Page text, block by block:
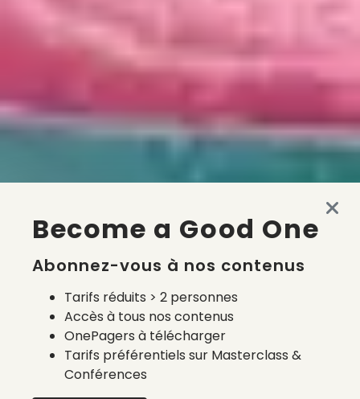
Become a Good One
Abonnez-vous à nos contenus
Tarifs réduits > 2 personnes
Accès à tous nos contenus
OnePagers à télécharger
Tarifs préférentiels sur Masterclass &
Conférences